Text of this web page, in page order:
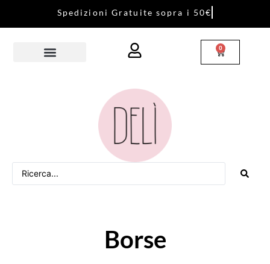
Sped izi on i Gratu ite sopra i 50€
0
Borse